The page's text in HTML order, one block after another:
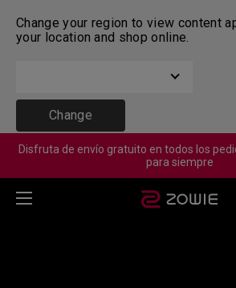
Change your region to view content
your location and shop online.
Change
Disfruta de envío gratuito en todos los
para siempre